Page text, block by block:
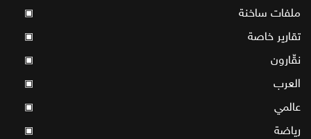
ملفات ساخنة ▣
تقارير خاصة ▣
نقّارون ▣
العرب ▣
عالمي ▣
رياضة ▣